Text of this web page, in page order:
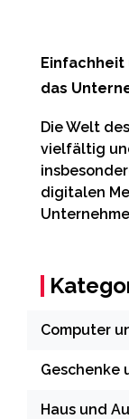
Einfachheit
das
Die Welt
vielfältig
digitalen
Computer
Geschenke
Haus und